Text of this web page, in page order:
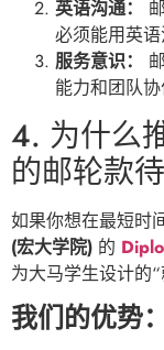
英语沟通：
必须能用英语
服务意识：
能力和团队协
4. 为什么
的邮轮款
如果你想在最短时
(宏大学院) 的
为大马学生设计的“
我们的优势：